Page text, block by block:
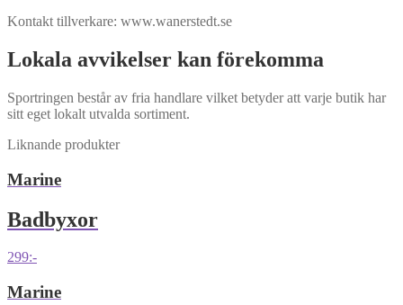
Kontakt tillverkare: www.wanerstedt.se
Lokala avvikelser kan förekomma
Sportringen består av fria handlare vilket betyder att varje butik har
sitt eget lokalt utvalda sortiment.
Liknande produkter
Marine
Badbyxor
299:-
Marine